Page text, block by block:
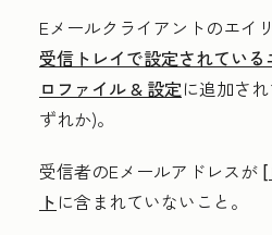
Eメールクライアントのエイ
受信トレイで設定されている
ロファイル & 設定に追加さ
ずれか)。
受信者のEメールアドレスが [
ト に含まれていないこと。